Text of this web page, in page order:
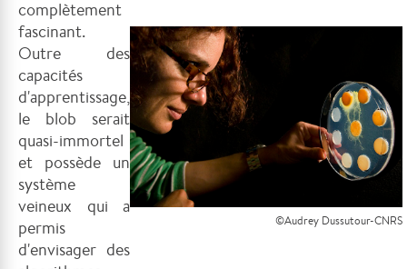
complètement
fascinant.
Outre des
capacités
d'apprentissage,
le blob serait
quasi-immortel
et possède un
système
veineux qui a
permis
d'envisager des
©Audrey Dussutour-CNRS